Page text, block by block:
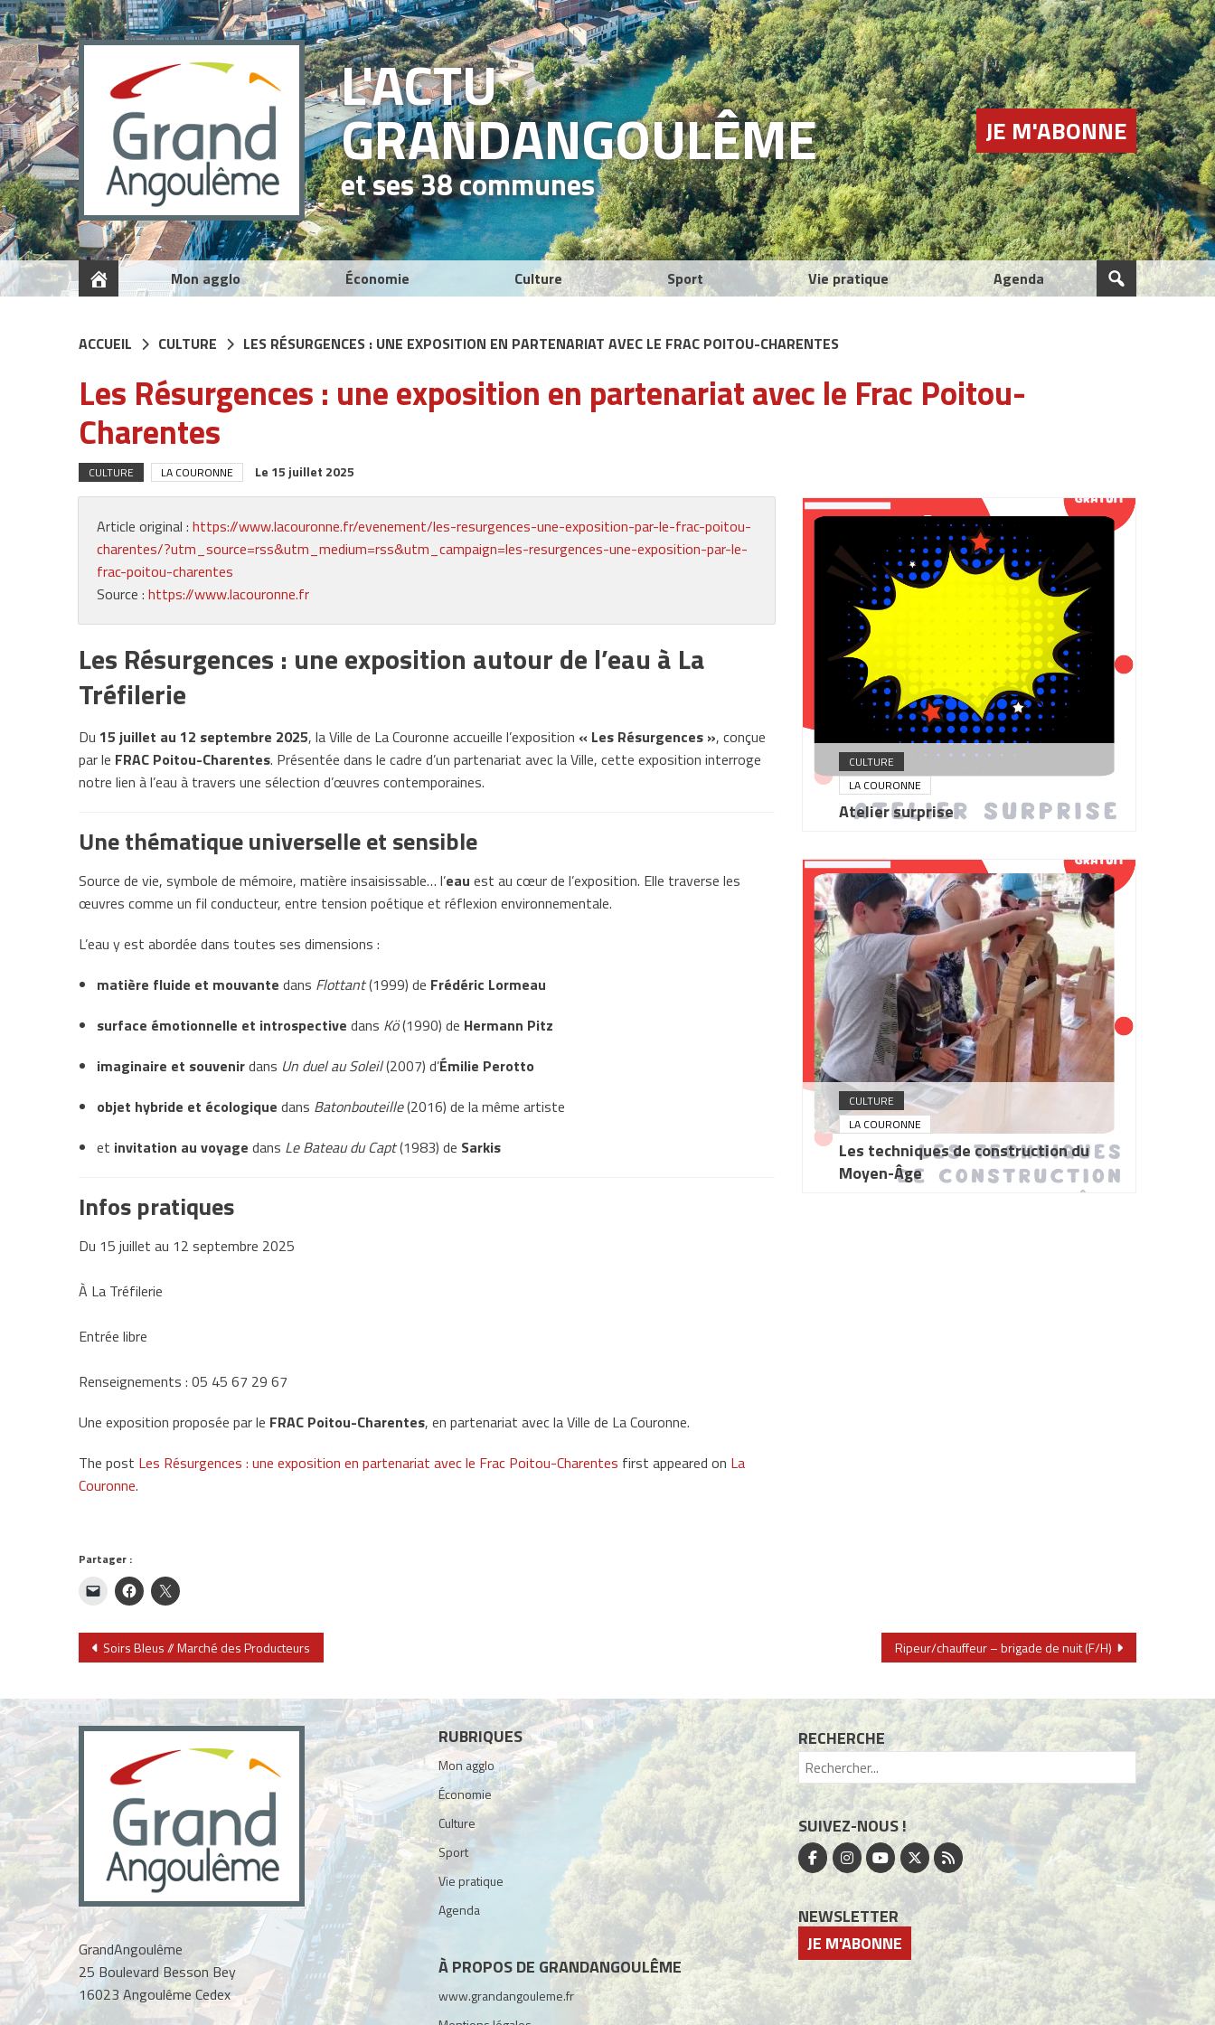
L'ACTU
GRANDANGOULÊME
et ses 38 communes
JE M'ABONNE
Mon agglo Économie Culture Sport Vie pratique Agenda
ACCUEIL CULTURE LES RÉSURGENCES : UNE EXPOSITION EN PARTENARIAT AVEC LE FRAC POITOU-CHARENTES
Les Résurgences : une exposition en partenariat avec le Frac Poitou-
Charentes
CULTURE LA COURONNE Le 15 juillet 2025
Article original : https://www.lacouronne.fr/evenement/les-resurgences-une-exposition-par-le-frac-poitou-
charentes/?utm_source=rss&utm_medium=rss&utm_campaign=les-resurgences-une-exposition-par-le-
frac-poitou-charentes
Source : https://www.lacouronne.fr
Les Résurgences : une exposition autour de l’eau à La
Tréfilerie
Du 15 juillet au 12 septembre 2025, la Ville de La Couronne accueille l’exposition « Les Résurgences », conçue
par le FRAC Poitou-Charentes. Présentée dans le cadre d’un partenariat avec la Ville, cette exposition interroge
notre lien à l’eau à travers une sélection d’œuvres contemporaines.
Une thématique universelle et sensible
Source de vie, symbole de mémoire, matière insaisissable… l’eau est au cœur de l’exposition. Elle traverse les
œuvres comme un fil conducteur, entre tension poétique et réflexion environnementale.
L’eau y est abordée dans toutes ses dimensions :
matière fluide et mouvante dans Flottant(1999) de Frédéric Lormeau
surface émotionnelle et introspective dans Kö(1990) de Hermann Pitz
imaginaire et souvenirdans Un duel au Soleil(2007) d’Émilie Perotto
objet hybride et écologique dans Batonbouteille(2016) de la même artiste
et invitation au voyage dans Le Bateau du Capt(1983) de Sarkis
Infos pratiques
Du 15 juillet au 12 septembre 2025
À La Tréfilerie
Entrée libre
Renseignements : 05 45 67 29 67
Une exposition proposée par le FRAC Poitou-Charentes, en partenariat avec la Ville de La Couronne.
The post Les Résurgences : une exposition en partenariat avec le Frac Poitou-Charentes first appeared on La
Couronne.
CULTURE
LA COURONNE
Atelier surprise
CULTURE
LA COURONNE
Les techniques de construction du
Moyen-Âge
Partager :
Navigation
l’article
Soirs Bleus // Marché des Producteurs Ripeur/chauffeur – brigade de nuit (F/H)
GrandAngoulême
25 Boulevard Besson Bey
16023 Angoulême Cedex
RUBRIQUES
Mon agglo
Économie
Culture
Sport
Vie pratique
Agenda
À PROPOS DE GRANDANGOULÊME
www.grandangouleme.fr
RECHERCHE
SUIVEZ-NOUS !
NEWSLETTER
JE M'ABONNE
Panneau de gestion des cookies